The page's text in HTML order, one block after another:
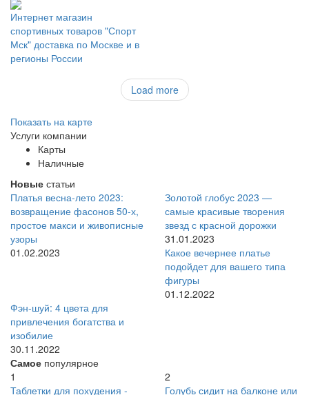
Интернет магазин
спортивных товаров "Спорт
Мск" доставка по Москве и в
регионы России
Load more
Показать на карте
Услуги компании
Карты
Наличные
Новые статьи
Платья весна-лето 2023:
возвращение фасонов 50-х,
простое макси и живописные
узоры
01.02.2023
Золотой глобус 2023 —
самые красивые творения
звезд с красной дорожки
31.01.2023
Какое вечернее платье
подойдет для вашего типа
фигуры
01.12.2022
Фэн-шуй: 4 цвета для
привлечения богатства и
изобилие
30.11.2022
Самое популярное
1
Таблетки для похудения -
2
Голубь сидит на балконе или